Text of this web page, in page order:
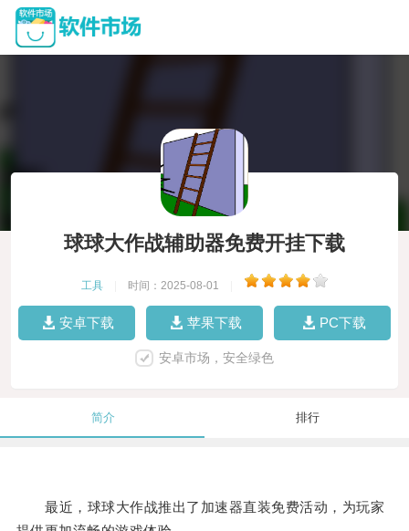
球球大作战辅助器免费开挂下载
工具 时间：2025-08-01
安卓下载 苹果下载 PC下载
安卓市场，安全绿色
简介 排行
最近，球球大作战推出了加速器直装免费活动，为玩家